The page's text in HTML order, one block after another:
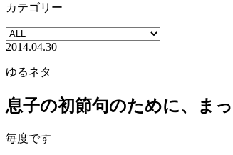
カテゴリー
2014.04.30
ゆるネタ
息子の初節句のために、ま
毎度です